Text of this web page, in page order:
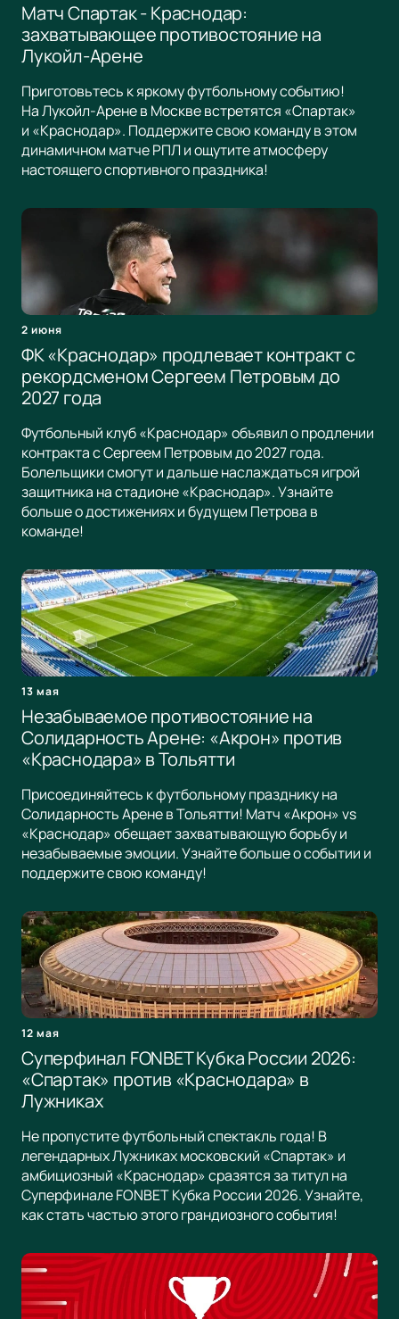
Матч Спартак - Краснодар:
захватывающее противостояние на
Лукойл-Арене
Приготовьтесь к яркому футбольному событию!
На Лукойл-Арене в Москве встретятся «Спартак»
и «Краснодар». Поддержите свою команду в этом
динамичном матче РПЛ и ощутите атмосферу
настоящего спортивного праздника!
2 июня
ФК «Краснодар» продлевает контракт с
рекордсменом Сергеем Петровым до
2027 года
Футбольный клуб «Краснодар» объявил о продлении
контракта с Сергеем Петровым до 2027 года.
Болельщики смогут и дальше наслаждаться игрой
защитника на стадионе «Краснодар». Узнайте
больше о достижениях и будущем Петрова в
команде!
13 мая
Незабываемое противостояние на
Солидарность Арене: «Акрон» против
«Краснодара» в Тольятти
Присоединяйтесь к футбольному празднику на
Солидарность Арене в Тольятти! Матч «Акрон» vs
«Краснодар» обещает захватывающую борьбу и
незабываемые эмоции. Узнайте больше о событии и
поддержите свою команду!
12 мая
Суперфинал FONBET Кубка России 2026:
«Спартак» против «Краснодара» в
Лужниках
Не пропустите футбольный спектакль года! В
легендарных Лужниках московский «Спартак» и
амбициозный «Краснодар» сразятся за титул на
Суперфинале FONBET Кубка России 2026. Узнайте,
как стать частью этого грандиозного события!